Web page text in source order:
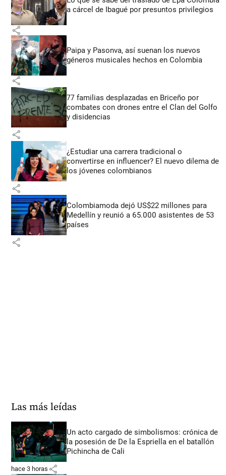
a cárcel de Ibagué por presuntos privilegios
share
Paipa y Pasonva, así suenan los nuevos
géneros musicales hechos en Colombia
share
77 familias desplazadas en Briceño por
combates con drones entre el Clan del Golfo
y disidencias
share
¿Estudiar una carrera tradicional o
convertirse en influencer? El nuevo dilema de
los jóvenes colombianos
share
Colombiamoda dejó US$22 millones para
Medellín y reunió a 65.000 asistentes de 53
países
share
Las más leídas
Un acto cargado de simbolismos: crónica de
la posesión de De la Espriella en el batallón
Pichincha de Cali
hace 3 horas share